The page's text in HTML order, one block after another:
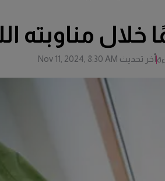
أخر تحديث Nov 11, 2024, 8:30 AM
مناوبته